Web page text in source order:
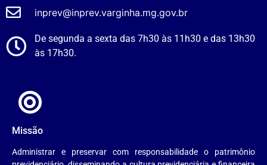
inprev@inprev.varginha.mg.gov.br
De segunda a sexta das 7h30 às 11h30 e das 13h30
às 17h30.
Missão
Administrar e preservar com responsabilidade o patrimônio